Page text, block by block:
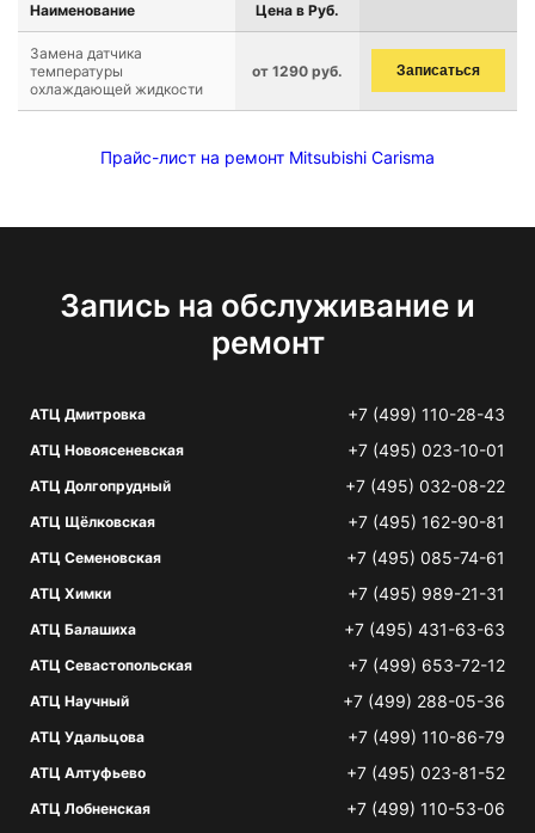
Наименование Цена в Руб.
Замена датчика
температуры
охлаждающей жидкости
от 1290 руб. Записаться
Прайс-лист на ремонт Mitsubishi Carisma
Запись на обслуживание и
ремонт
АТЦ Дмитровка +7 (499) 110-28-43
АТЦ Новоясеневская +7 (495) 023-10-01
АТЦ Долгопрудный +7 (495) 032-08-22
АТЦ Щёлковская +7 (495) 162-90-81
АТЦ Семеновская +7 (495) 085-74-61
АТЦ Химки +7 (495) 989-21-31
АТЦ Балашиха +7 (495) 431-63-63
АТЦ Севастопольская +7 (499) 653-72-12
АТЦ Научный +7 (499) 288-05-36
АТЦ Удальцова +7 (499) 110-86-79
АТЦ Алтуфьево +7 (495) 023-81-52
АТЦ Лобненская +7 (499) 110-53-06